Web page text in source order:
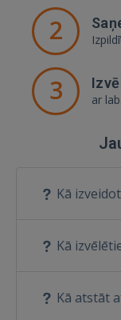
2
3 ar
Kā
Kā
Kā atstāt